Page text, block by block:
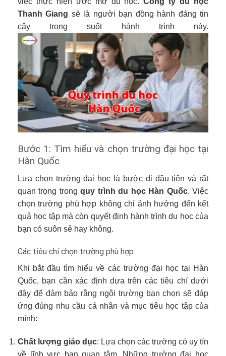
Thanh Giang sẽ là người bạn đồng hành đáng tin
cậy trong suốt hành trình này.
Bước 1: Tìm hiểu và chọn trường đại học tại
Hàn Quốc
Lựa chọn trường đại học là bước đi đầu tiên và rất
quan trọng trongquy trình du học Hàn Quốc. Việc
chọn trường phù hợp không chỉ ảnh hưởng đến kết
quả học tập mà còn quyết định hành trình du học của
bạn có suôn sẻ hay không.
Các tiêu chí chọn trường phù hợp
Khi bắt đầu tìm hiểu về các trường đại học tại Hàn
Quốc, bạn cần xác định dựa trên các tiêu chí dưới
đây để đảm bảo rằng ngôi trường bạn chọn sẽ đáp
ứng đúng nhu cầu cá nhân và mục tiêu học tập của
mình:
Chất lượng giáo dục: Lựa chọn các trường có uy tín